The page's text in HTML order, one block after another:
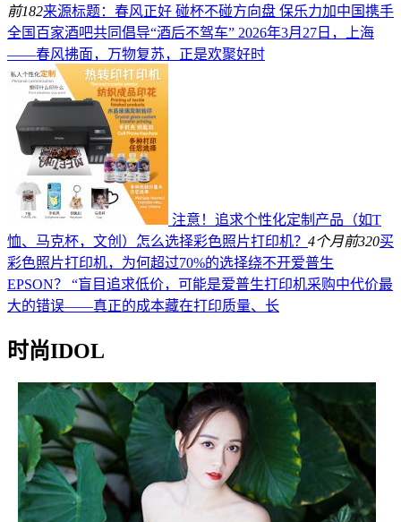
前182来源标题：春风正好 碰杯不碰方向盘 保乐力加中国携手
全国百家酒吧共同倡导“酒后不驾车” 2026年3月27日，上海
——春风拂面，万物复苏，正是欢聚好时
注意！追求个性化定制产品（如T
恤、马克杯，文创）怎么选择彩色照片打印机？ 4个月前320买
彩色照片打印机，为何超过70%的选择绕不开爱普生
EPSON？ “盲目追求低价，可能是爱普生打印机采购中代价最
大的错误——真正的成本藏在打印质量、长
时尚IDOL